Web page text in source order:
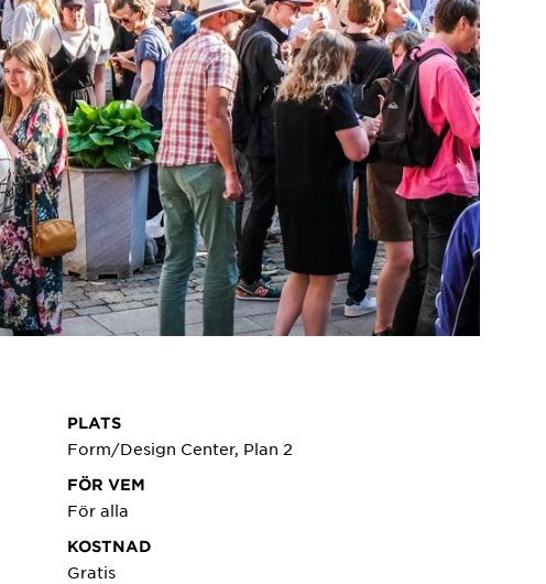
PLATS
Form/Design Center, Plan 2
FÖR VEM
För alla
KOSTNAD
Gratis